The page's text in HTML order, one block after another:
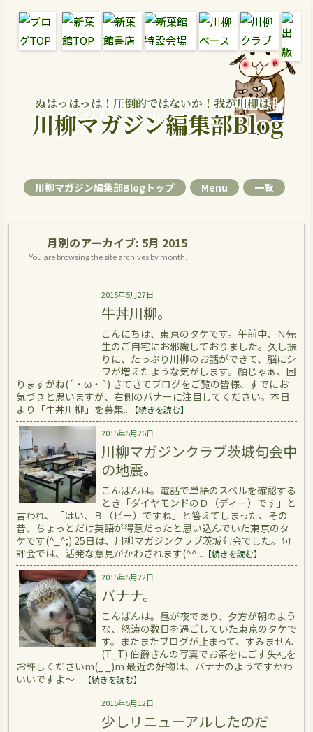
ぬはっはっは！圧倒的ではないか！我が川柳は！
Senryu Magazine Senryu Blog
川柳マガジン編集部Blog
川柳マガジン編集部Blogトップ Menu 一覧
月別のアーカイブ: 5月 2015
You are browsing the site archives by month.
2015年5月27日
牛丼川柳。
こんにちは、東京のタケです。午前中、Ｎ先
生のご自宅にお邪魔しておりました。久し振
りに、たっぷり川柳のお話ができて、脳にシ
ワが増えたような気がします。顔じゃぁ、困
りますがね(´・ω・`) さてさてブログをご覧の皆様、すでにお
気づきと思いますが、右側のバナーに注目してください。本日
より「牛丼川柳」を募集... 【続きを読む】
2015年5月26日
川柳マガジンクラブ茨城句会中
の地震。
こんばんは。電話で単語のスペルを確認する
とき「ダイヤモンドのＤ（ディー）です」と
言われ、「はい、Ｂ（ビー）ですね」と答えてしまった、その
昔、ちょっとだけ英語が得意だったと思い込んでいた東京のタ
ケです(^_^;) 25日は、川柳マガジンクラブ茨城句会でした。句
評会では、活発な意見がかわされます(^^... 【続きを読む】
2015年5月22日
バナナ。
こんばんは。昼が夜であり、夕方が朝のよう
な、怒涛の数日を過ごしていた東京のタケで
す。またまたブログが止まって、すみません
(T_T) 伯爵さんの写真でお茶をにごす失礼を
お許しくださいm(_ _)m 最近の好物は、バナナのようですかわ
いいですよ～ ... 【続きを読む】
2015年5月12日
少しリニューアルしたのだ